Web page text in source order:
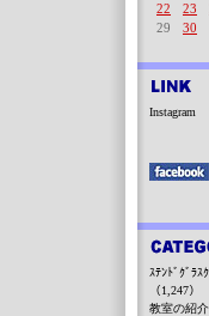
22
23
29
30
Instagram
ｽﾃﾝﾄﾞｸﾞﾗｽ
（1,247）
教室の紹介